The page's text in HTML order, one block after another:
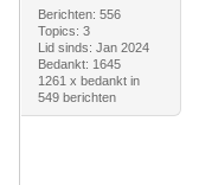
Berichten: 556
Topics: 3
Lid sinds: Jan 2024
Bedankt: 1645
1261 x bedankt in
549 berichten